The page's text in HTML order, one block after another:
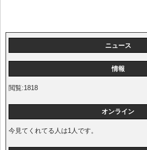
ニュース
情報
閲覧:1818
オンライン
今見てくれてる人は1人です。